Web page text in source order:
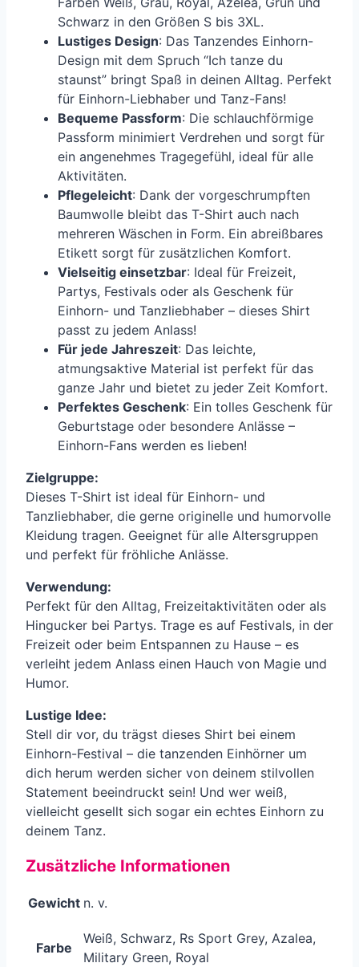
Schwarz in den Größen S bis 3XL.
Lustiges Design: Das Tanzendes Einhorn-
Design mit dem Spruch “Ich tanze du
staunst” bringt Spaß in deinen Alltag. Perfekt
für Einhorn-Liebhaber und Tanz-Fans!
Bequeme Passform: Die schlauchförmige
Passform minimiert Verdrehen und sorgt für
ein angenehmes Tragegefühl, ideal für alle
Aktivitäten.
Pflegeleicht: Dank der vorgeschrumpften
Baumwolle bleibt das T-Shirt auch nach
mehreren Wäschen in Form. Ein abreißbares
Etikett sorgt für zusätzlichen Komfort.
Vielseitig einsetzbar: Ideal für Freizeit,
Partys, Festivals oder als Geschenk für
Einhorn- und Tanzliebhaber – dieses Shirt
passt zu jedem Anlass!
Für jede Jahreszeit: Das leichte,
atmungsaktive Material ist perfekt für das
ganze Jahr und bietet zu jeder Zeit Komfort.
Perfektes Geschenk: Ein tolles Geschenk für
Geburtstage oder besondere Anlässe –
Einhorn-Fans werden es lieben!
Zielgruppe:
Dieses T-Shirt ist ideal für Einhorn- und
Tanzliebhaber, die gerne originelle und humorvolle
Kleidung tragen. Geeignet für alle Altersgruppen
und perfekt für fröhliche Anlässe.
Verwendung:
Perfekt für den Alltag, Freizeitaktivitäten oder als
Hingucker bei Partys. Trage es auf Festivals, in der
Freizeit oder beim Entspannen zu Hause – es
verleiht jedem Anlass einen Hauch von Magie und
Humor.
Lustige Idee:
Stell dir vor, du trägst dieses Shirt bei einem
Einhorn-Festival – die tanzenden Einhörner um
dich herum werden sicher von deinem stilvollen
Statement beeindruckt sein! Und wer weiß,
vielleicht gesellt sich sogar ein echtes Einhorn zu
deinem Tanz.
Zusätzliche Informationen
Gewicht n. v.
Farbe
Weiß, Schwarz, Rs Sport Grey, Azalea,
Military Green, Royal